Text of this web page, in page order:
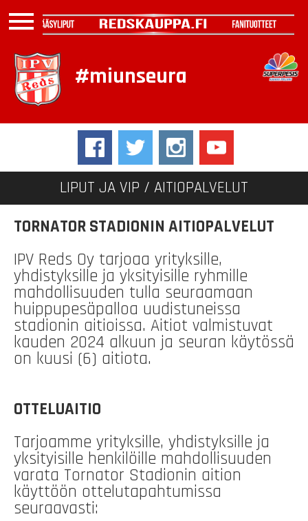
menu
#miunseura
LIPUT JA VIP / AITIOPALVELUT
TORNATOR STADIONIN AITIOPALVELUT
IPV Reds Oy tarjoaa yrityksille,
yhdistyksille ja yksityisille ryhmille
mahdollisuuden tulla seuraamaan
huippupesäpalloa uudistuneissa
stadionin aitioissa. Aitiot valmistuvat
kauden 2024 alkuun ja seuran käytössä
on kuusi (6) aitiota.
OTTELUAITIO
Tarjoamme yrityksille, yhdistyksille ja
yksityisille henkilöille mahdollisuuden
varata Tornator Stadionin aition
käyttöön ottelutapahtumissa
seuraavasti: